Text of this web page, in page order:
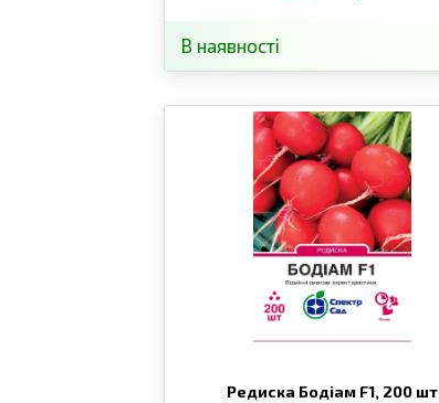
В наявності
Редиска Бодіам F1, 200 шт